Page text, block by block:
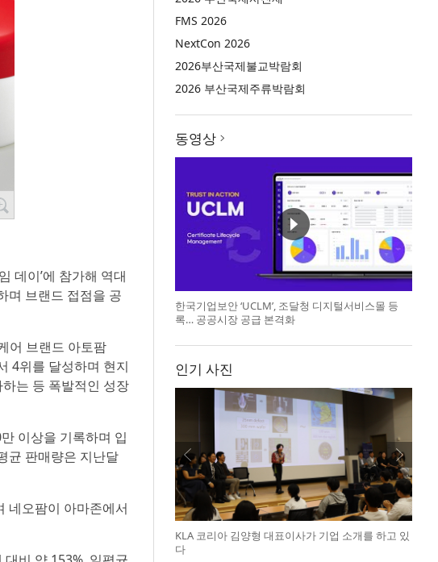
데이’에 참가해 역대
며 브랜드 접점을 공
어 브랜드 아토팜
4위를 달성하며 현지
는 등 폭발적인 성장
이상을 기록하며 입
균 판매량은 지난달
네오팜이 아마존에서
FMS 2026
NextCon 2026
2026부산국제불교박람회
2026 부산국제주류박람회
동영상
한국기업보안 ‘UCLM’, 조달청 디지털서비스몰 등
록… 공공시장 공급 본격화
인기 사진
KLA 코리아 김양형 대표이사가 기업 소개를 하고 있
다